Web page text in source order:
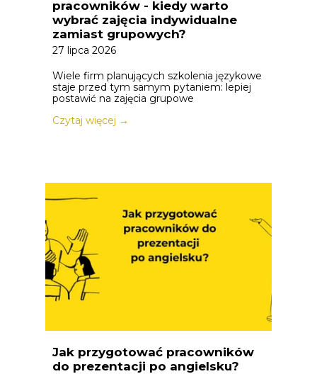
pracowników - kiedy warto
wybrać zajęcia indywidualne
zamiast grupowych?
27 lipca 2026
Wiele firm planujących szkolenia językowe
staje przed tym samym pytaniem: lepiej
postawić na zajęcia grupowe
Czytaj więcej →
Jak przygotować pracowników
do prezentacji po angielsku?